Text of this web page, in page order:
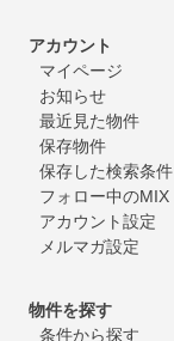
アカウント
マイページ
お知らせ
最近見た物件
保存物件
保存した検索条件
フォロー中のMIX
アカウント設定
メルマガ設定
物件を探す
条件から探す